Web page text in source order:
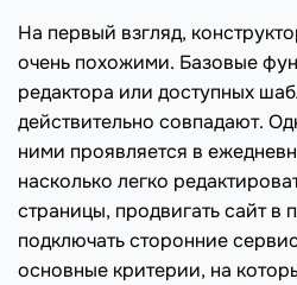
На первый взгляд,
очень похожими. Базовые
редактора или доступных
действительно совпадают.
ними проявляется в
насколько легко
страницы, продвигать сайт в
подключать сторонние
основные критерии, на